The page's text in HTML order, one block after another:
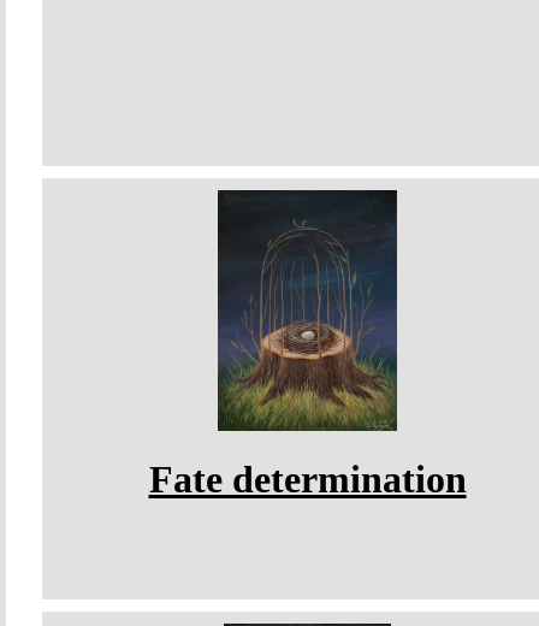
Fate determination